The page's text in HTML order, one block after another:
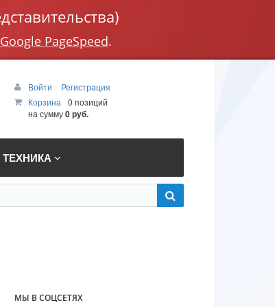
Google PageSpeed.
Войти
Регистрация
Корзина
0 позиций
на сумму0 руб.
МЫ В СОЦСЕТЯХ